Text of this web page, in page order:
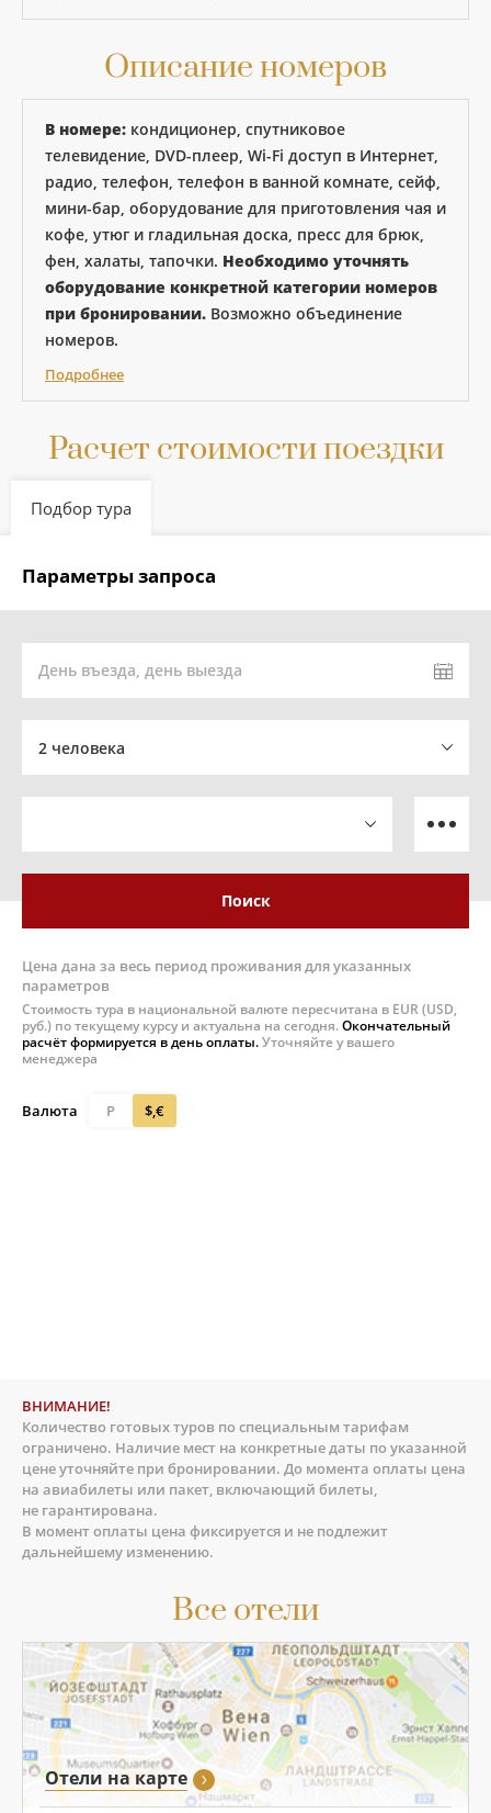
Все отели
Отели на карте
Описание номеров
В номере: кондиционер, спутниковое
телевидение, DVD-плеер, Wi-Fi доступ в Интернет,
радио, телефон, телефон в ванной комнате, сейф,
мини-бар, оборудование для приготовления чая и
кофе, утюг и гладильная доска, пресс для брюк,
фен, халаты, тапочки. Необходимо уточнять
оборудование конкретной категории номеров
при бронировании. Возможно объединение
номеров.
Подробнее
Расчет стоимости поездки
Подбор тура
Параметры запроса
День въезда, день выезда
2 человека
Поиск
Цена дана за весь период проживания для указанных
параметров
Стоимость тура в национальной валюте пересчитана в EUR (USD,
руб.) по текущему курсу и актуальна на сегодня.Окончательный
расчёт формируется в день оплаты.Уточняйте у вашего
менеджера
Валюта Р $,€
ВНИМАНИЕ!
Количество готовых туров по специальным тарифам
ограничено. Наличие мест на конкретные даты по указанной
цене уточняйте при бронировании. До момента оплаты цена
на авиабилеты или пакет, включающий билеты,
не гарантирована.
В момент оплаты цена фиксируется и не подлежит
дальнейшему изменению.